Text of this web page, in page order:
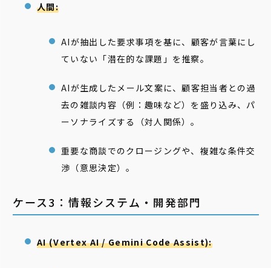
人間:
AIが抽出した要求事項を基に、顧客が言葉にし
ていない「潜在的な課題」を推察。
AIが生成したメール文案に、顧客担当者との過
去の雑談内容（例：趣味など）を盛り込み、パ
ーソナライズする（対人関係）。
重要な商談でのクロージングや、複雑な条件交
渉（意思決定）。
ケース3：情報システム・開発部門
AI (Vertex AI / Gemini Code Assist):